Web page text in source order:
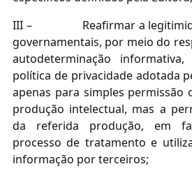
III –
Reafirmar a
governamentais, por meio do
autodeterminação
política de privacidade adotada
apenas para simples
produção intelectual, mas a
da referida produção, em
processo de tratamento e
informação por terceiros;